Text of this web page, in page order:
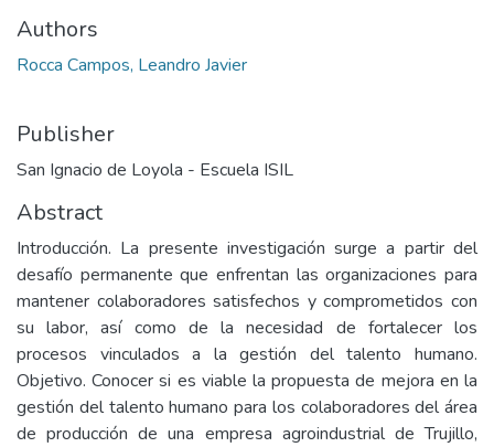
Authors
Rocca Campos, Leandro Javier
Publisher
San Ignacio de Loyola - Escuela ISIL
Abstract
Introducción. La presente investigación surge a partir del
desafío permanente que enfrentan las organizaciones para
mantener colaboradores satisfechos y comprometidos con
su labor, así como de la necesidad de fortalecer los
procesos vinculados a la gestión del talento humano.
Objetivo. Conocer si es viable la propuesta de mejora en la
gestión del talento humano para los colaboradores del área
de producción de una empresa agroindustrial de Trujillo,